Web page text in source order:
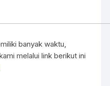
banyak waktu,
melalui link berikut ini